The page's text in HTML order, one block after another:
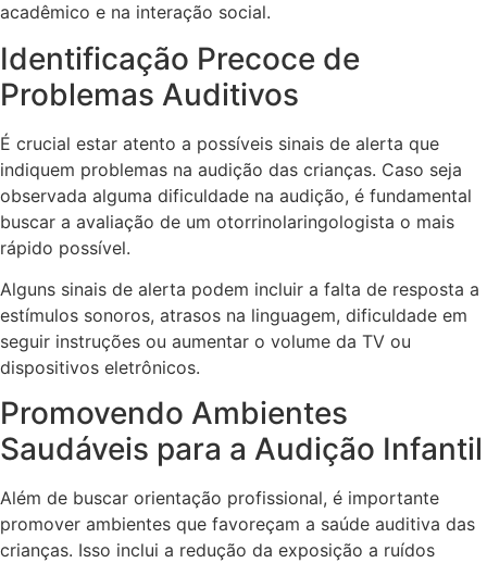
acadêmico e na interação social.
Identificação Precoce de
Problemas Auditivos
É crucial estar atento a possíveis sinais de alerta que
indiquem problemas na audição das crianças. Caso seja
observada alguma dificuldade na audição, é fundamental
buscar a avaliação de um otorrinolaringologista o mais
rápido possível.
Alguns sinais de alerta podem incluir a falta de resposta a
estímulos sonoros, atrasos na linguagem, dificuldade em
seguir instruções ou aumentar o volume da TV ou
dispositivos eletrônicos.
Promovendo Ambientes
Saudáveis para a Audição Infantil
Além de buscar orientação profissional, é importante
promover ambientes que favoreçam a saúde auditiva das
crianças. Isso inclui a redução da exposição a ruídos